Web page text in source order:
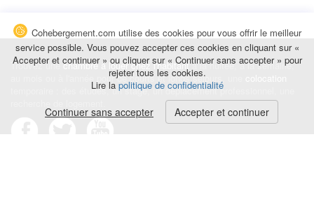
Trouvez unechambre à louer chez l'habitantà la nuitée, à la semaine,
au mois ou à l'année pour de courts et longs séjours, une
temporaire : des études, un stage, un déplacement professionnel, une
Cohebergement.com utilise des cookies pour vous offrir le meilleur
service possible. Vous pouvez accepter ces cookies en cliquant sur «
Accepter et continuer » ou cliquer sur « Continuer sans accepter » pour
rejeter tous les cookies.
Lire la politique de confidentialité
Continuer sans accepter Accepter et continuer